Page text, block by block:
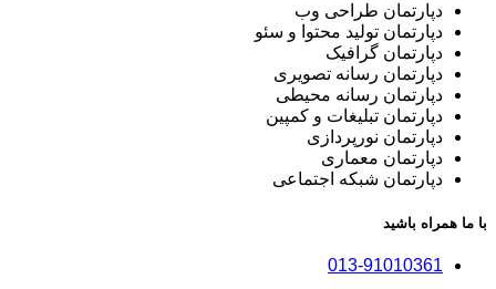
دپارتمان طراحی وب
دپارتمان تولید محتوا و سئو
دپارتمان گرافیک
دپارتمان رسانه تصویری
دپارتمان رسانه محیطی
دپارتمان تبلیغات و کمپین
دپارتمان نورپردازی
دپارتمان معماری
دپارتمان شبکه اجتماعی
با ما همراه باشید
013-91010361